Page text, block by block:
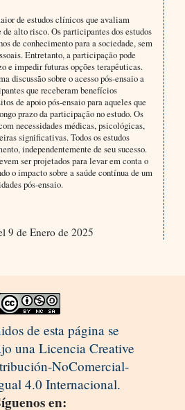
de estudos clínicos que avaliam
alto risco. Os participantes dos estudos
de conhecimento para a sociedade, sem
Entretanto, a participação pode
e impedir futuras opções terapêuticas.
discussão sobre o acesso pós-ensaio a
que receberam benefícios
de apoio pós-ensaio para aqueles que
prazo da participação no estudo. Os
necessidades médicas, psicológicas,
significativas. Todos os estudos
independentemente de seu sucesso.
ser projetados para levar em conta o
o impacto sobre a saúde contínua de um
pós-ensaio.
9 de Enero de 2025
de esta página se
una Licencia Creative
NoComercial-
4.0 Internacional.
en: